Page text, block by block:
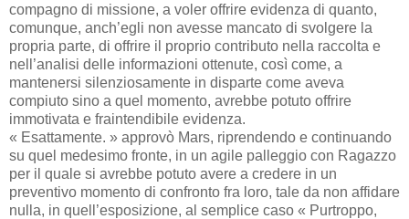
compagno di missione, a voler offrire evidenza di quanto,
comunque, anch’egli non avesse mancato di svolgere la
propria parte, di offrire il proprio contributo nella raccolta e
nell’analisi delle informazioni ottenute, così come, a
mantenersi silenziosamente in disparte come aveva
compiuto sino a quel momento, avrebbe potuto offrire
immotivata e fraintendibile evidenza.
« Esattamente. » approvò Mars, riprendendo e continuando
su quel medesimo fronte, in un agile palleggio con Ragazzo
per il quale si avrebbe potuto avere a credere in un
preventivo momento di confronto fra loro, tale da non affidare
nulla, in quell’esposizione, al semplice caso « Purtroppo,